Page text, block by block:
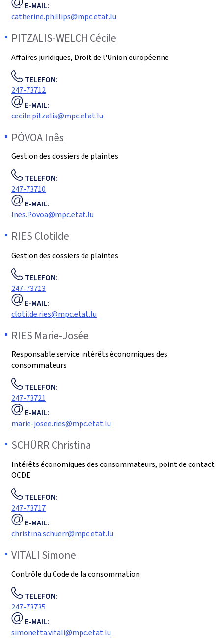
E-MAIL:
catherine.phillips@mpc.etat.lu
PITZALIS-WELCH Cécile
Affaires juridiques, Droit de l'Union européenne
TELEFON:
247-73712
E-MAIL:
cecile.pitzalis@mpc.etat.lu
PÓVOA Inês
Gestion des dossiers de plaintes
TELEFON:
247-73710
E-MAIL:
Ines.Povoa@mpc.etat.lu
RIES Clotilde
Gestion des dossiers de plaintes
TELEFON:
247-73713
E-MAIL:
clotilde.ries@mpc.etat.lu
RIES Marie-Josée
Responsable service intérêts économiques des
consommateurs
TELEFON:
247-73721
E-MAIL:
marie-josee.ries@mpc.etat.lu
SCHÜRR Christina
Intérêts économiques des consommateurs, point de contact
OCDE
TELEFON:
247-73717
E-MAIL:
christina.schuerr@mpc.etat.lu
VITALI Simone
Contrôle du Code de la consommation
TELEFON:
247-73735
E-MAIL:
simonetta.vitali@mpc.etat.lu